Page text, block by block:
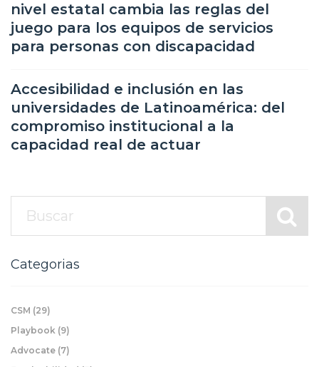
nivel estatal cambia las reglas del
juego para los equipos de servicios
para personas con discapacidad
Accesibilidad e inclusión en las
universidades de Latinoamérica: del
compromiso institucional a la
capacidad real de actuar
Categorias
CSM (29)
Playbook (9)
Advocate (7)